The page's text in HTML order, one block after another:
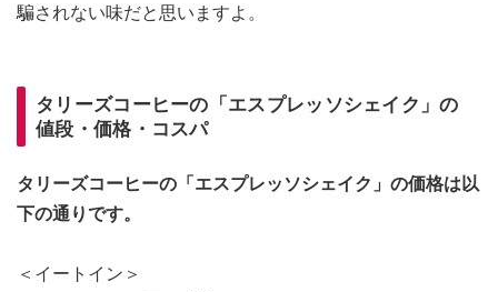
騙されない味だと思いますよ。
タリーズコーヒーの「エスプレッソシェイク」の
値段・価格・コスパ
タリーズコーヒーの「エスプレッソシェイク」の価格は以
下の通りです。
＜イートイン＞